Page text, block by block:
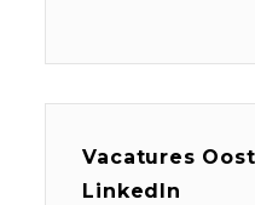
Vacatures
LinkedIn